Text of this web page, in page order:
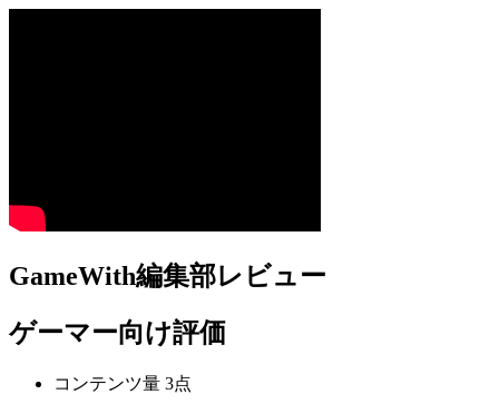
GameWith編集部レビュー
ゲーマー向け評価
コンテンツ量 3点